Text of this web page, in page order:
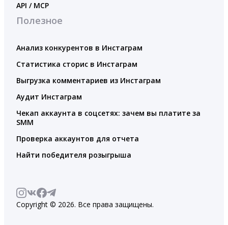
API / MCP
Полезное
Анализ конкурентов в Инстаграм
Статистика сторис в Инстаграм
Выгрузка комментариев из Инстаграм
Аудит Инстаграм
Чекап аккаунта в соцсетях: зачем вы платите за
SMM
Проверка аккаунтов для отчета
Найти победителя розыгрыша
Copyright © 2026. Все права защищены.